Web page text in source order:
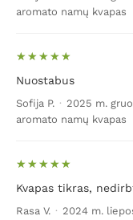
aromato namų kvapas
Nuostabus
Sofija P. · 2025 m.
aromato namų kvapas
Kvapas tikras,
Rasa V. · 2024 m.